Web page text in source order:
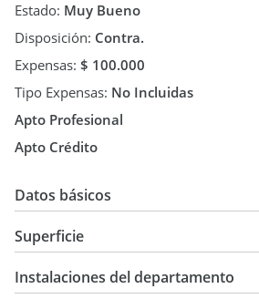
Estado: Muy Bueno
Disposición: Contra.
Expensas: $ 100.000
Tipo Expensas: No Incluidas
Apto Profesional
Apto Crédito
Datos básicos
Venta
USD 100.000
Superficie
48 m2
Instalaciones del departamento